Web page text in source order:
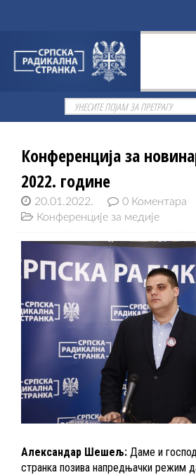
Конференција за
2022. године
20.01.2022.
0 Коментара
Конференције за медије
Александар Шешељ: Даме и
странка позива напредњачки режим